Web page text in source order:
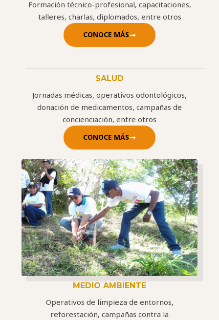
Formación técnico-profesional, capacitaciones,
talleres, charlas, diplomados, entre otros
CONOCE MÁS
SALUD
Jornadas médicas, operativos odontológicos,
donación de medicamentos, campañas de
concienciación, entre otros
CONOCE MÁS
MEDIO AMBIENTE
Operativos de limpieza de entornos,
reforestación, campañas contra la